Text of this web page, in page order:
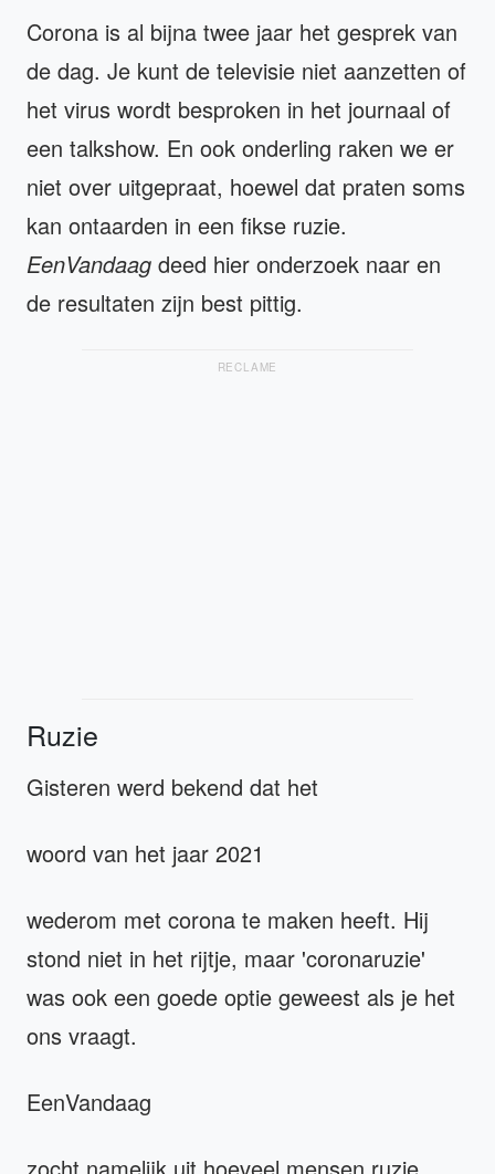
Corona is al bijna twee jaar het gesprek van
de dag. Je kunt de televisie niet aanzetten of
het virus wordt besproken in het journaal of
een talkshow. En ook onderling raken we er
niet over uitgepraat, hoewel dat praten soms
kan ontaarden in een fikse ruzie.
EenVandaag deed hier onderzoek naar en
de resultaten zijn best pittig.
RECLAME
Ruzie
Gisteren werd bekend dat het
woord van het jaar 2021
wederom met corona te maken heeft. Hij
stond niet in het rijtje, maar 'coronaruzie'
was ook een goede optie geweest als je het
ons vraagt.
EenVandaag
zocht namelijk uit hoeveel mensen ruzie